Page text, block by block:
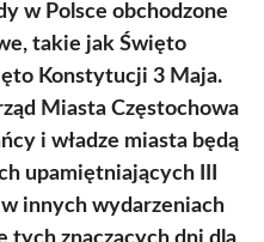
w Polsce obchodzone
takie jak Święto
Konstytucji 3 Maja.
Miasta Częstochowa
i władze miasta będą
upamiętniających III
innych wydarzeniach